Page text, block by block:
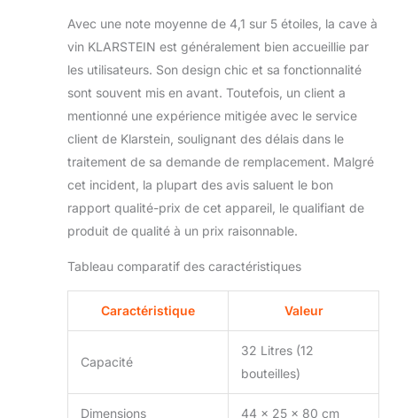
Avec une note moyenne de 4,1 sur 5 étoiles, la cave à
vin KLARSTEIN est généralement bien accueillie par
les utilisateurs. Son design chic et sa fonctionnalité
sont souvent mis en avant. Toutefois, un client a
mentionné une expérience mitigée avec le service
client de Klarstein, soulignant des délais dans le
traitement de sa demande de remplacement. Malgré
cet incident, la plupart des avis saluent le bon
rapport qualité-prix de cet appareil, le qualifiant de
produit de qualité à un prix raisonnable.
Tableau comparatif des caractéristiques
Caractéristique Valeur
Capacité
32 Litres (12
bouteilles)
Dimensions 44 x 25 x 80 cm